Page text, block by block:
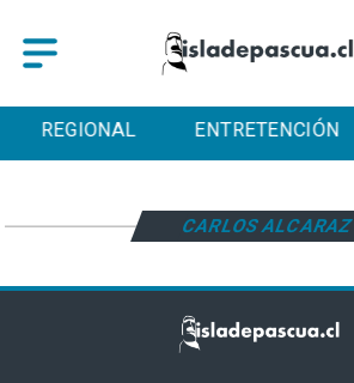
REGIONAL ENTRETENCIÓN
CARLOS ALCARAZ